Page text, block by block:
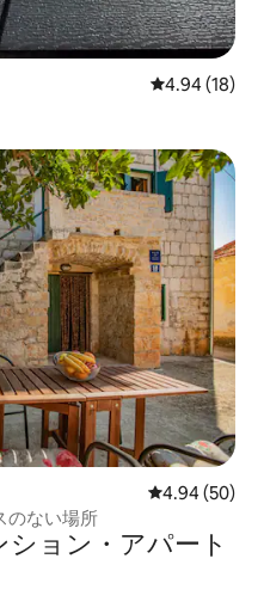
レビュー18
4.94 (18)
レビュー50
4.94 (50)
のない場所
ョン・アパート